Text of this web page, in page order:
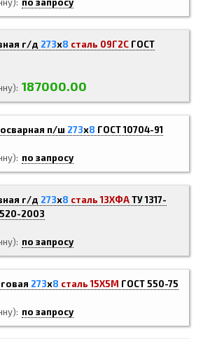
г/д 273х8 сталь 09Г2С ГОСТ
187000.00
п/ш 273х8 ГОСТ 10704-91
по запросу
г/д 273х8 сталь 13ХФАТУ 1317-
2003
по запросу
273х8 сталь 15Х5М ГОСТ 550-75
по запросу